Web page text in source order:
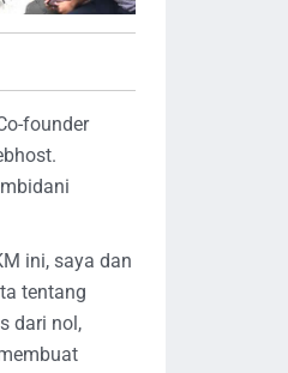
founder
ini, saya dan
tentang
dari nol,